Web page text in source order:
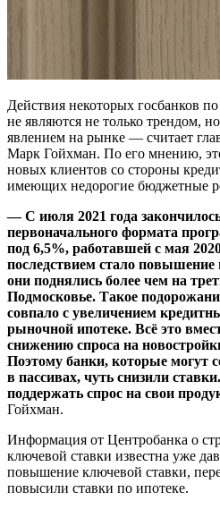
Действия некоторых госбанков
не являются не только трендом,
явлением на рынке — считает
Марк Гойхман. По его мнению,
новых клиентов со стороны
имеющих недорогие бюджетные
— С июля 2021 года
первоначального формата
под 6,5%, работавшей с мая
последствием стало повышение
они поднялись более чем на
Подмосковье. Такое
совпало с увеличением
рыночной ипотеке. Всё это
снижению спроса на
Поэтому банки, которые могут
в пассивах, чуть снизили
поддержать спрос на свои
Гойхман.
Информация от Центробанка о
ключевой ставки известна уже
повышение ключевой ставки,
повысили ставки по ипотеке.